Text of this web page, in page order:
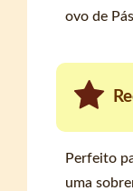
ovo de
Perfeito
uma